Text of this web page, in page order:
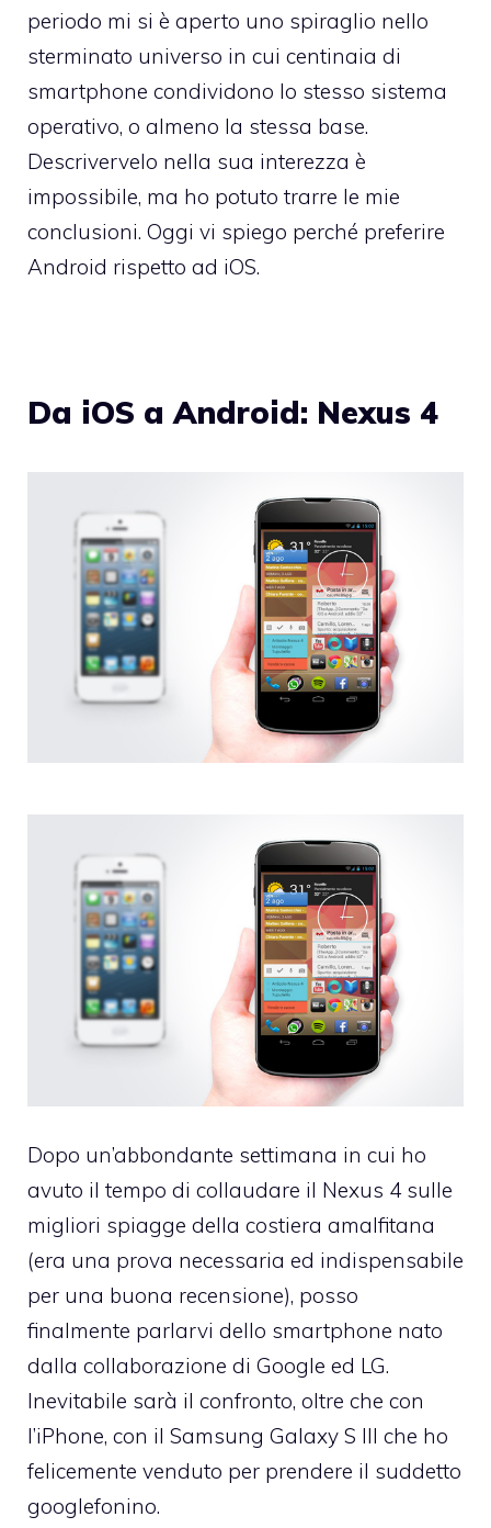
periodo mi si è aperto uno spiraglio nello
sterminato universo in cui centinaia di
smartphone condividono lo stesso sistema
operativo, o almeno la stessa base.
Descrivervelo nella sua interezza è
impossibile, ma ho potuto trarre le mie
conclusioni. Oggi vi spiego perché preferire
Android rispetto ad iOS.
Da iOS a Android: Nexus 4
Dopo un’abbondante settimana in cui ho
avuto il tempo di collaudare il Nexus 4 sulle
migliori spiagge della costiera amalfitana
(era una prova necessaria ed indispensabile
per una buona recensione), posso
finalmente parlarvi dello smartphone nato
dalla collaborazione di Google ed LG.
Inevitabile sarà il confronto, oltre che con
l’iPhone, con il Samsung Galaxy S III che ho
felicemente venduto per prendere il suddetto
googlefonino.